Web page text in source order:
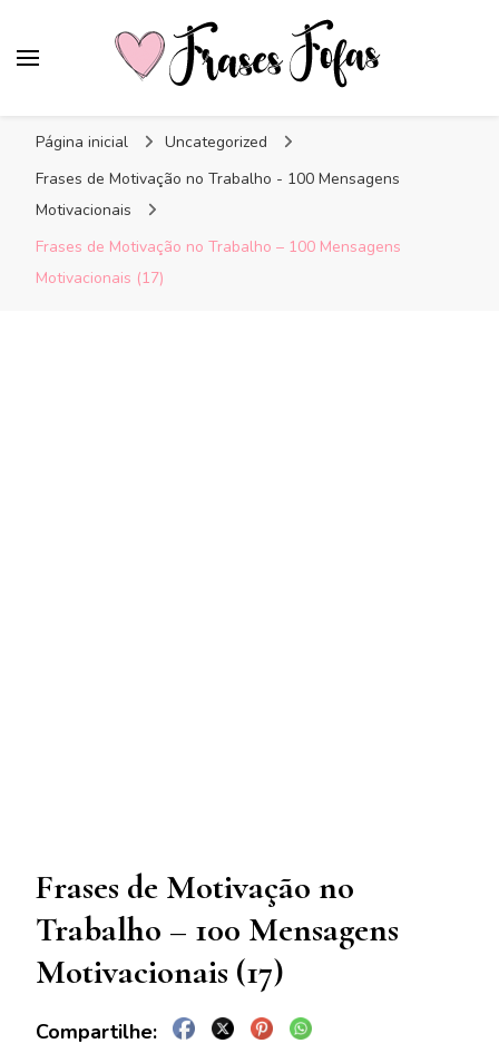
Página inicial
Uncategorized
Frases de Motivação no Trabalho - 100 Mensagens
Motivacionais
Frases de Motivação no Trabalho – 100 Mensagens
Motivacionais (17)
Frases de Motivação no
Trabalho – 100 Mensagens
Motivacionais (17)